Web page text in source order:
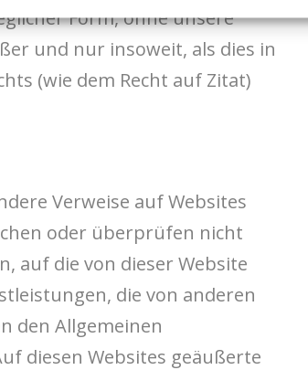
Form, ohne unsere
und nur insoweit, als dies in
(wie dem Recht auf Zitat)
Verweise auf Websites
oder überprüfen nicht
auf die von dieser Website
die von anderen
den Allgemeinen
diesen Websites geäußerte